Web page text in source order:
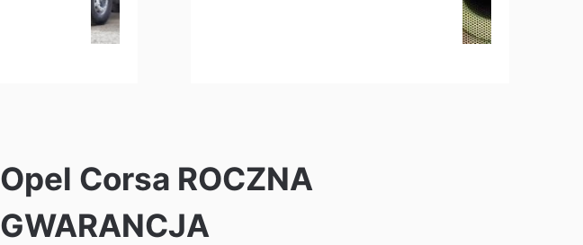
Opel Corsa ROCZNA
GWARANCJA